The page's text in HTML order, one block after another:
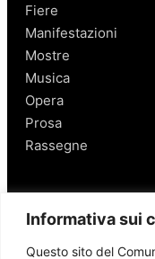
Informativa sui
Questo sito del
Fiere
Manifestazioni
Mostre
Musica
Opera
Prosa
Rassegne
Salerno
Personaggi